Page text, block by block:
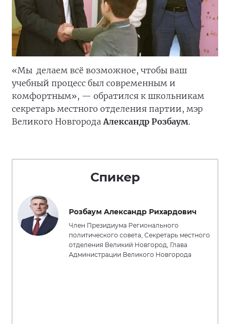
«Мы делаем всё возможное, чтобы ваш
учебный процесс был современным и
комфортным», — обратился к школьникам
секретарь местного отделения партии, мэр
Великого Новгорода Александр Розбаум.
Спикер
Розбаум Александр Рихардович
Член Президиума Регионального
политического совета, Секретарь местного
отделения Великий Новгород, Глава
Администрации Великого Новгорода